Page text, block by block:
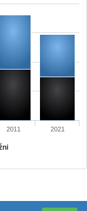
2011 2021